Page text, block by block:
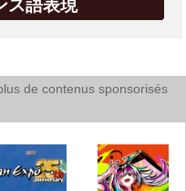
ス語表現
de contenus sponsorisés